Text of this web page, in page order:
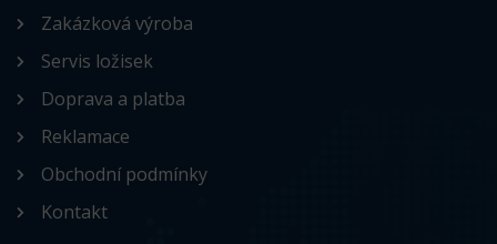
Zakázková výroba
Servis ložisek
Doprava a platba
Reklamace
Obchodní podmínky
Kontakt